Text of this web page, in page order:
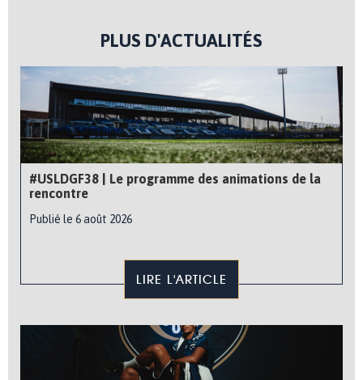
PLUS D'ACTUALITÉS
#USLDGF38 | Le programme des animations de la
rencontre
Publié le 6 août 2026
LIRE L'ARTICLE